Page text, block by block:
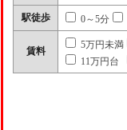
駅徒歩 0～5分
賃料
5万円未満
11万円台